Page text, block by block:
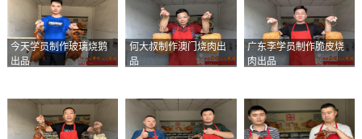
今天学员制作玻璃烧鹅
出品
何大叔制作澳门烧肉出
品
广东李学员制作脆皮烧
肉出品